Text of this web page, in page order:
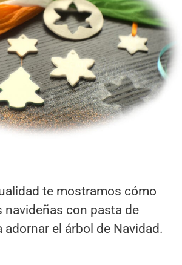
te mostramos cómo
navideñas con pasta de
adornar el árbol de Navidad.